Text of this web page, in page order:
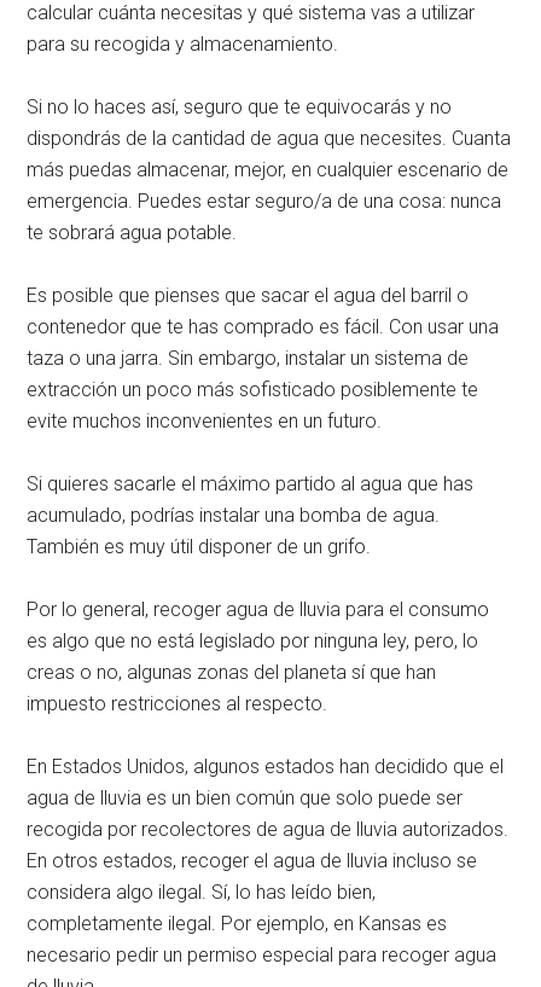
calcular cuánta necesitas y qué sistema vas a utilizar
para su recogida y almacenamiento.
Si no lo haces así, seguro que te equivocarás y no
dispondrás de la cantidad de agua que necesites. Cuanta
más puedas almacenar, mejor, en cualquier escenario de
emergencia. Puedes estar seguro/a de una cosa: nunca
te sobrará agua potable.
Es posible que pienses que sacar el agua del barril o
contenedor que te has comprado es fácil. Con usar una
taza o una jarra. Sin embargo, instalar un sistema de
extracción un poco más sofisticado posiblemente te
evite muchos inconvenientes en un futuro.
Si quieres sacarle el máximo partido al agua que has
acumulado, podrías instalar una bomba de agua.
También es muy útil disponer de un grifo.
Por lo general, recoger agua de lluvia para el consumo
es algo que no está legislado por ninguna ley, pero, lo
creas o no, algunas zonas del planeta sí que han
impuesto restricciones al respecto.
En Estados Unidos, algunos estados han decidido que el
agua de lluvia es un bien común que solo puede ser
recogida por recolectores de agua de lluvia autorizados.
En otros estados, recoger el agua de lluvia incluso se
considera algo ilegal. Sí, lo has leído bien,
completamente ilegal. Por ejemplo, en Kansas es
necesario pedir un permiso especial para recoger agua